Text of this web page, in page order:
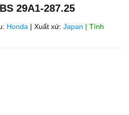
29A1-287.25
Honda | Xuất xứ: Japan | Tình